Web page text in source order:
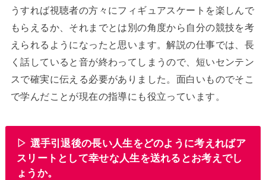
うすれば視聴者の方々にフィギュアスケートを楽しんで
もらえるか、それまでとは別の角度から自分の競技を考
えられるようになったと思います。解説の仕事では、長
く話していると音が終わってしまうので、短いセンテン
スで確実に伝える必要がありました。面白いものでそこ
で学んだことが現在の指導にも役立っています。
▷ 選手引退後の長い人生をどのように考えればア
スリートとして幸せな人生を送れるとお考えでし
ょうか。